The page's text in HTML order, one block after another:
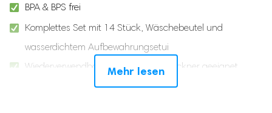
BPA & BPS frei
Komplettes Set mit 14 Stück, Wäschebeutel und
wasserdichtem Aufbewahrungsetui
Wiederverwendbar, waschbar und Trockner geeignet
Schnelltrocknend
Mehr lesen